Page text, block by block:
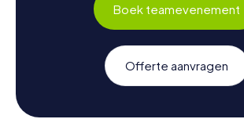
Boek teamevenement
Offerte aanvragen